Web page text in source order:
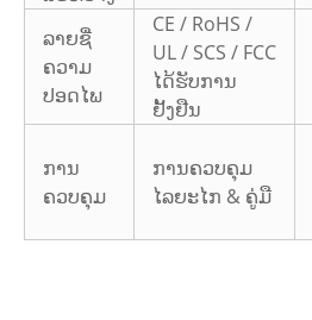
ລາຍຊື່
ຄວາມ
ປອດໄພ
CE / RoHS /
UL / SCS / FCC
ໄດ້ຮັບການ
ຢັ້ງຢືນ
ການ
ຄວບຄຸມ
ການຄວບຄຸມ
ໄລຍະໄກ & ຄູ່ມື